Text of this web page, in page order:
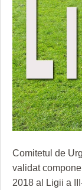
ZIARISTU’
CU
PE SURSE
UNDE
FILME
CLIPURI
JOCURI
ANUNŢURI
INFO SI
CULTURA
JUSTITIE
CLIPURI
JOCURI
Comitetul de
validat
2018 al Ligii a